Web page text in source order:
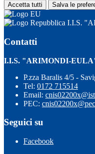
Accetta tutti Salva le
I.I.S.
Contatti
I.I.S. "ARIMONDI-
P.zza Baralis 4/5 -
Tel: 0172 715514
Email:
PEC:
Seguici su
Facebook